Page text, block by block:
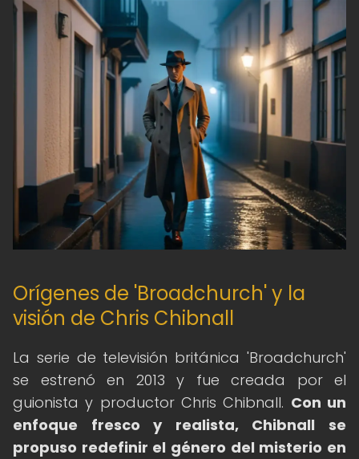
Orígenes de 'Broadchurch' y la
visión de Chris Chibnall
La serie de televisión británica 'Broadchurch'
se estrenó en 2013 y fue creada por el
guionista y productor Chris Chibnall. Con un
enfoque fresco y realista, Chibnall se
propuso redefinir el género del misterio en